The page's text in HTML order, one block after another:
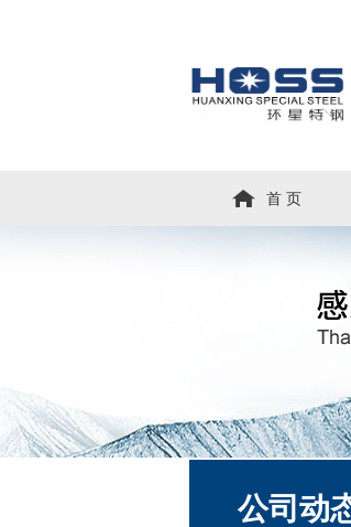
首 页
公司动